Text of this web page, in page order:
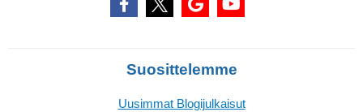
Suosittelemme
Uusimmat Blogijulkaisut